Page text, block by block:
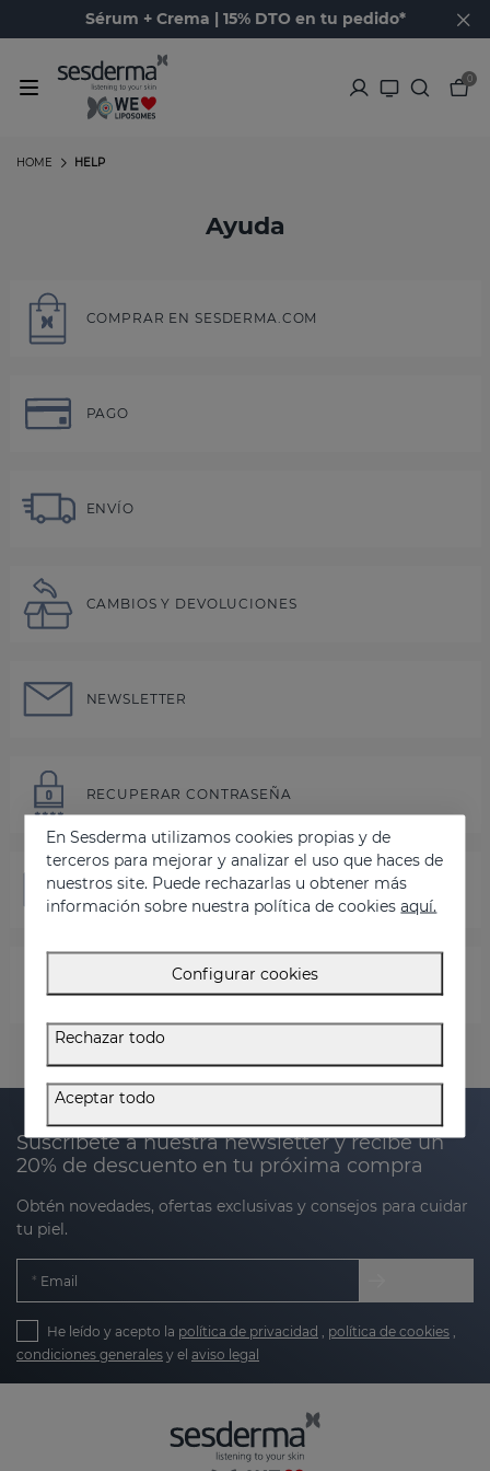
Sérum + Crema | 15% DTO en tu pedido*
0
HELP
HOME
Ayuda
COMPRAR EN SESDERMA.COM
PAGO
ENVÍO
CAMBIOS Y DEVOLUCIONES
NEWSLETTER
RECUPERAR CONTRASEÑA
CONTÁCTANOS
PROMOCIONES ACTIVAS
Suscríbete a nuestra newsletter y recibe un
20% de descuento en tu próxima compra
Obtén novedades, ofertas exclusivas y consejos para cuidar
tu piel.
Email
He leído y acepto la política de privacidad política de cookies
condiciones generales y el aviso legal
En Sesderma utilizamos cookies propias y de
terceros para mejorar y analizar el uso que haces de
nuestros site. Puede rechazarlas u obtener más
información sobre nuestra política de cookiesaquí.
Configurar cookies
Rechazar todo
Aceptar todo